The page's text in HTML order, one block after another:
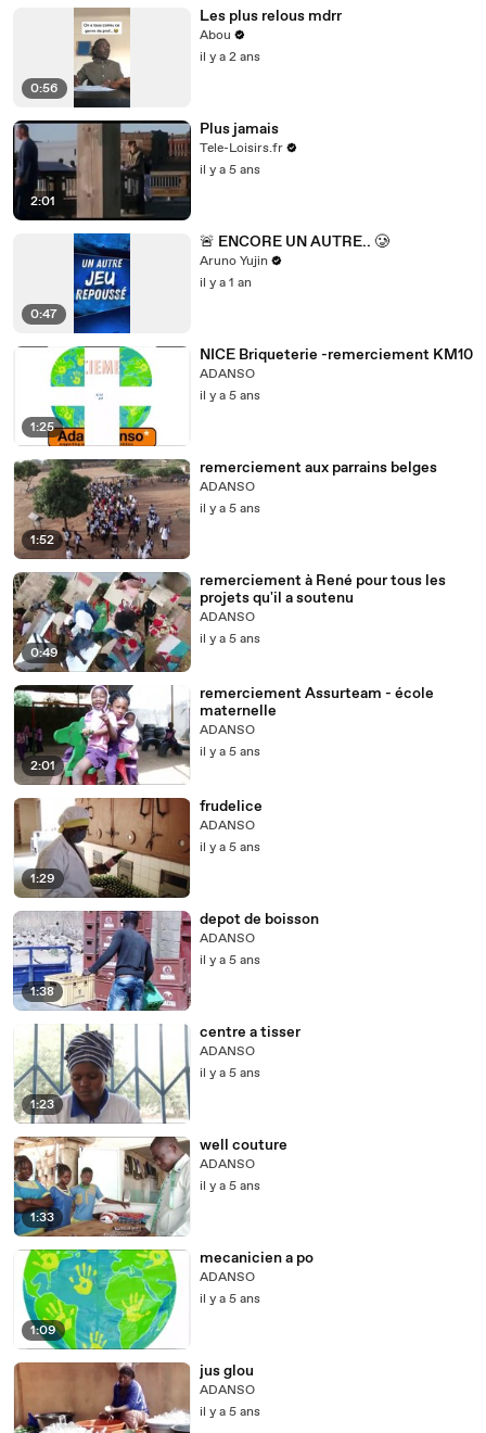
0:56
Les plus relous mdrr
Abou
il y a 2 ans
2:01
Plus jamais
Tele-Loisirs.fr
il y a 5 ans
0:47
🚨 ENCORE UN AUTRE.. 🥲
Aruno Yujin
il y a 1 an
1:25
NICE Briqueterie -remerciement KM10
ADANSO
il y a 5 ans
1:52
remerciement aux parrains belges
ADANSO
il y a 5 ans
0:49
remerciement à René pour tous les
projets qu'il a soutenu
ADANSO
il y a 5 ans
2:01
remerciement Assurteam - école
maternelle
ADANSO
il y a 5 ans
1:29
frudelice
ADANSO
il y a 5 ans
1:38
depot de boisson
ADANSO
il y a 5 ans
1:23
centre a tisser
ADANSO
il y a 5 ans
1:33
well couture
ADANSO
il y a 5 ans
1:09
mecanicien a po
ADANSO
il y a 5 ans
jus glou
ADANSO
il y a 5 ans